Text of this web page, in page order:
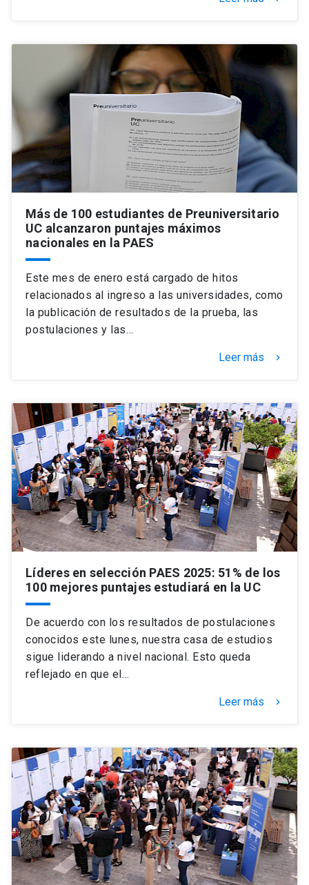
Más de 100 estudiantes de Preuniversitario
UC alcanzaron puntajes máximos
nacionales en la PAES
Este mes de enero está cargado de hitos
relacionados al ingreso a las universidades, como
la publicación de resultados de la prueba, las
postulaciones y las…
Leer más keyboard_arrow_right
Líderes en selección PAES 2025: 51% de los
100 mejores puntajes estudiará en la UC
De acuerdo con los resultados de postulaciones
conocidos este lunes, nuestra casa de estudios
sigue liderando a nivel nacional. Esto queda
reflejado en que el…
Leer más keyboard_arrow_right